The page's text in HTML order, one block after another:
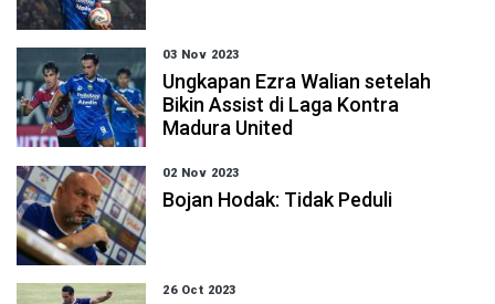
03 Nov 2023
Ungkapan Ezra Walian setelah
Bikin Assist di Laga Kontra
Madura United
02 Nov 2023
Bojan Hodak: Tidak Peduli
26 Oct 2023